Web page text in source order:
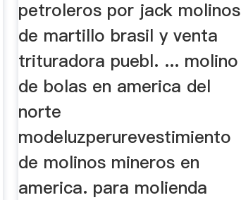
petroleros por jack molinos
de martillo brasil y venta
trituradora puebl. ... molino
de bolas en america del
norte
modeluzperurevestimiento
de molinos mineros en
america. para molienda